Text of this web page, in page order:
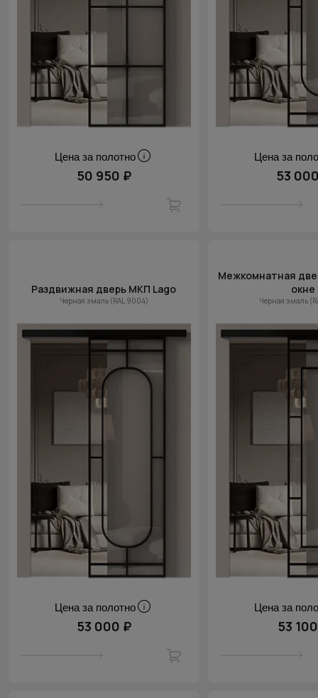
Цена за полотно
50 950 ₽
Цена за
53
Раздвижная дверь МКП Lago
Черная эмаль (RAL 9004)
Цена за полотно
53 000 ₽
Межкомнатная
окне
Черная эмаль
Цена за
53